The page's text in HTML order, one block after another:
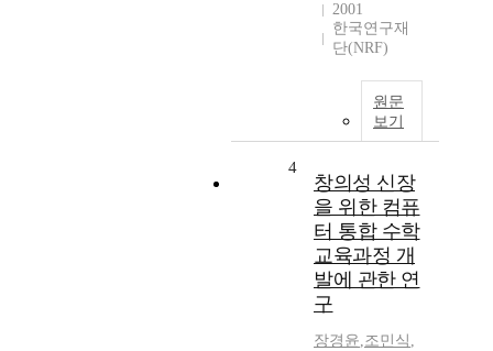
2001
한국연구재
단(NRF)
원문
보기
4
창의성 신장
을 위한 컴퓨
터 통합 수학
교육과정 개
발에 관한 연
구
장경윤,조민식 ,